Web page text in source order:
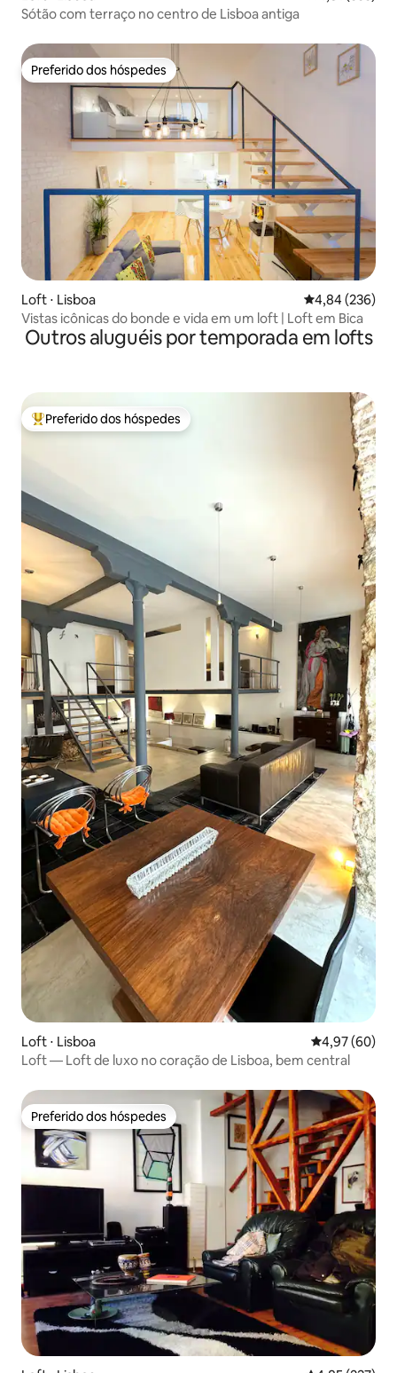
Sótão com terraço no centro de Lisboa antiga
Preferido dos hóspedes
Preferido dos hóspedes
Loft ⋅ Lisboa 4,84 de uma
4,84 (236)
Vistas icônicas do bonde e vida em um loft | Loft em Bica
Outros aluguéis por temporada em lofts
Entre os melhores preferidos dos hóspedes
Preferido dos hóspedes
Loft ⋅ Lisboa 4,97 de uma
4,97 (60)
Loft — Loft de luxo no coração de Lisboa, bem central
Preferido dos hóspedes
Preferido dos hóspedes